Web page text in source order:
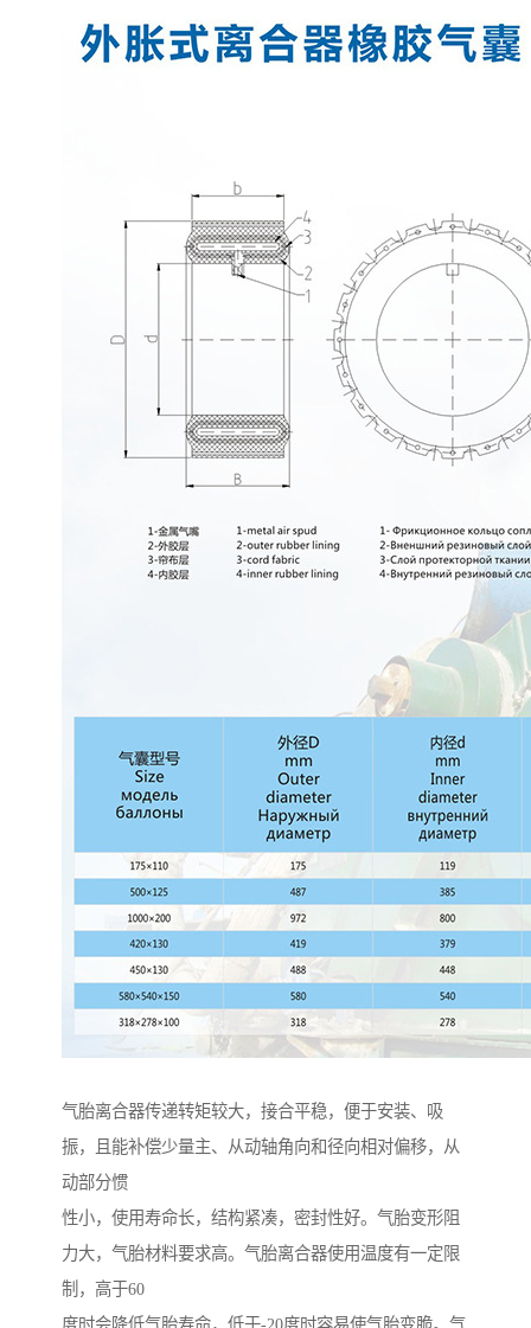
气胎离合器传递转矩较大，接合平稳，便于安装、吸
振，且能补偿少量主、从动轴角向和径向相对偏移，从
动部分惯
性小，使用寿命长，结构紧凑，密封性好。气胎变形阻
力大，气胎材料要求高。气胎离合器使用温度有一定限
制，高于60